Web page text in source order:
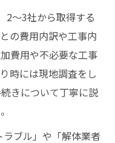
2～3社から取得する
の費用内訳や工事内
費用や不必要な工事
時には現地調査をし
きについて丁寧に説
ブル」や「解体業者